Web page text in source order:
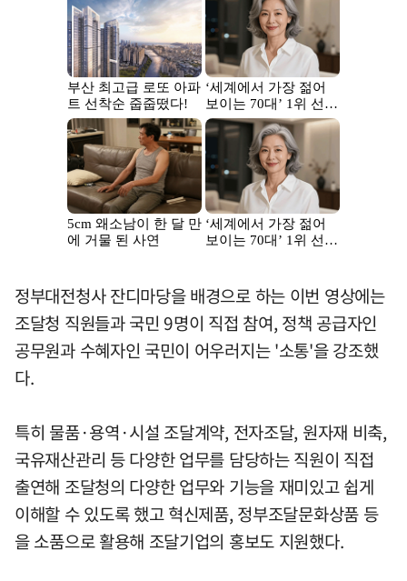
정부대전청사 잔디마당을 배경으로 하는 이번 영상에는
조달청 직원들과 국민 9명이 직접 참여, 정책 공급자인
공무원과 수혜자인 국민이 어우러지는 '소통'을 강조했
다.
특히 물품·용역·시설 조달계약, 전자조달, 원자재 비축,
국유재산관리 등 다양한 업무를 담당하는 직원이 직접
출연해 조달청의 다양한 업무와 기능을 재미있고 쉽게
이해할 수 있도록 했고 혁신제품, 정부조달문화상품 등
을 소품으로 활용해 조달기업의 홍보도 지원했다.